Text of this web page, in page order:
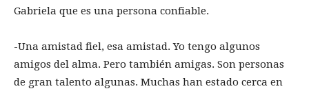
Gabriela que es una persona confiable.
-Una amistad fiel, esa amistad. Yo tengo algunos
amigos del alma. Pero también amigas. Son personas
de gran talento algunas. Muchas han estado cerca en